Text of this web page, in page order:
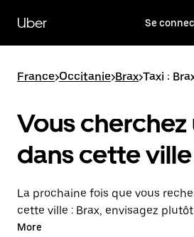
contenu
principal
Uber Se
France>Occitanie>Brax>Taxi :
Vous cherchez
dans cette ville
La prochaine fois que vous
cette ville : Brax, envisagez
trajet avec UberX. Déplacez-
More